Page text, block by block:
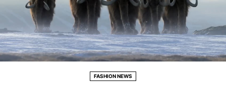
FASHION NEWS